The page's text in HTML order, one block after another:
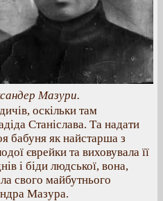
Мазури.
оскільки там
Станіслава. Та надати
бабуня як найстарша з
єврейки та виховувала її
і біди людської, вона,
свого майбутнього
Мазура.